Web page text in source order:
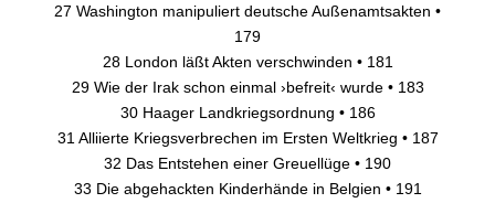
27 Washington manipuliert deutsche Außenamtsakten •
179
28 London läßt Akten verschwinden • 181
29 Wie der Irak schon einmal ›befreit‹ wurde • 183
30 Haager Landkriegsordnung • 186
31 Alliierte Kriegsverbrechen im Ersten Weltkrieg • 187
32 Das Entstehen einer Greuellüge • 190
33 Die abgehackten Kinderhände in Belgien • 191